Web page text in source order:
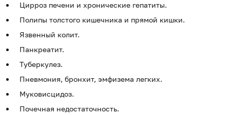
Цирроз печени и хронические гепатиты.
Полипы толстого кишечника и прямой кишки.
Язвенный колит.
Панкреатит.
Туберкулез.
Пневмония, бронхит, эмфизема легких.
Муковисцидоз.
Почечная недостаточность.